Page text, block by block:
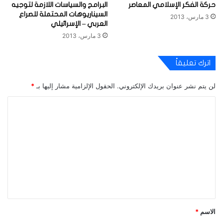
حركة الفكر الإسلامي المعاصر
3 مارس، 2013
البرامج والسياسات اللازمة لتوجيه
السيناريوهات المحتملة للصراع
العربي – الإسرائيلي
3 مارس، 2013
اترك تعليقاً
لن يتم نشر عنوان بريدك الإلكتروني. الحقول الإلزامية مشار إليها بـ *
*
الاسم *